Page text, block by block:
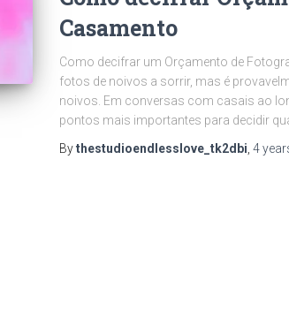
Casamento
Como decifrar um Orçamento de
fotos de noivos a sorrir, mas é
noivos. Em conversas com casais ao
pontos mais importantes para decidir
Bythestudioendlesslove_tk2dbi 4